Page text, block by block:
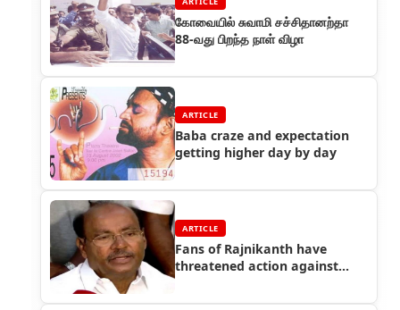
கோவையில் சுவாமி சச்சிதானற்தா
88-வது பிறந்த நாள் விழா
ARTICLE
Baba craze and expectation
getting higher day by day
ARTICLE
Fans of Rajnikanth have
threatened action against
S Ramadoss